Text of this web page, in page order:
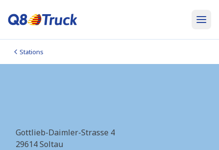
Stations
Gottlieb-Daimler-Strasse 4
29614Soltau